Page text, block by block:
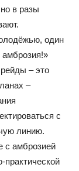
в разы
один
амброзия!»
– это
–
с
линию.
с амброзией
практической